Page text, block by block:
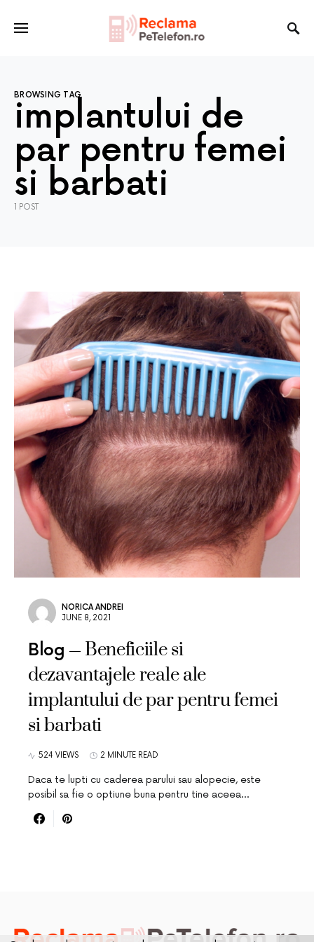
BROWSING TAG
implantului de
par pentru femei
si barbati
1 POST
NORICA ANDREI
JUNE 8, 2021
Blog
Beneficiile si
dezavantajele reale ale
implantului de par pentru femei
si barbati
524 VIEWS 2 MINUTE READ
Daca te lupti cu caderea parului sau alopecie, este
posibil sa fie o optiune buna pentru tine aceea…